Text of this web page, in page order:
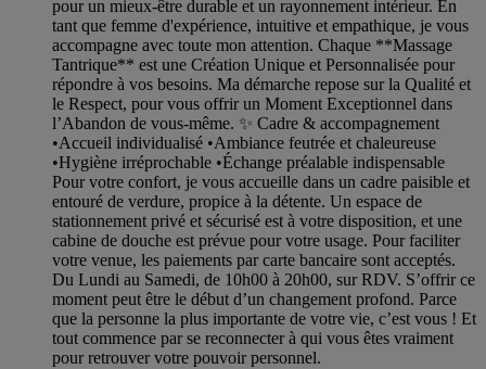
pour un mieux-être durable et un rayonnement intérieur. En
tant que femme d'expérience, intuitive et empathique, je vous
accompagne avec toute mon attention. Chaque **Massage
Tantrique** est une Création Unique et Personnalisée pour
répondre à vos besoins. Ma démarche repose sur la Qualité et
le Respect, pour vous offrir un Moment Exceptionnel dans
l’Abandon de vous-même. ✨ Cadre & accompagnement
•Accueil individualisé •Ambiance feutrée et chaleureuse
•Hygiène irréprochable •Échange préalable indispensable
Pour votre confort, je vous accueille dans un cadre paisible et
entouré de verdure, propice à la détente. Un espace de
stationnement privé et sécurisé est à votre disposition, et une
cabine de douche est prévue pour votre usage. Pour faciliter
votre venue, les paiements par carte bancaire sont acceptés.
Du Lundi au Samedi, de 10h00 à 20h00, sur RDV. S’offrir ce
moment peut être le début d’un changement profond. Parce
que la personne la plus importante de votre vie, c’est vous ! Et
tout commence par se reconnecter à qui vous êtes vraiment
pour retrouver votre pouvoir personnel.